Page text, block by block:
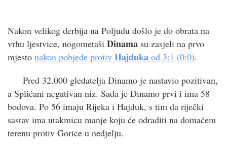
Nakon velikog derbija na Poljudu došlo je do obrata na
vrhu ljestvice, nogometaši Dinama su zasjeli na prvo
mjesto nakon pobjede protiv Hajduka od 3:1 (0:0).
Pred 32.000 gledatelja Dinamo je nastavio pozitivan,
a Splićani negativan niz. Sada je Dinamo prvi i ima 58
bodova. Po 56 imaju Rijeka i Hajduk, s tim da riječki
sastav ima utakmicu manje koju će odraditi na domaćem
terenu protiv Gorice u nedjelju.